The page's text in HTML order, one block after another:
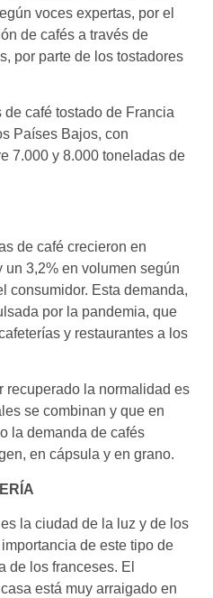
voces expertas, por el
de cafés a través de
por parte de los tostadores
de café tostado de Francia
Países Bajos, con
7.000 y 8.000 toneladas de
de café crecieron en
un 3,2% en volumen según
consumidor. Esta demanda,
por la pandemia, que
y restaurantes a los
recuperado la normalidad es
se combinan y que en
la demanda de cafés
en cápsula y en grano.
la ciudad de la luz y de los
de este tipo de
de los franceses. El
está muy arraigado en